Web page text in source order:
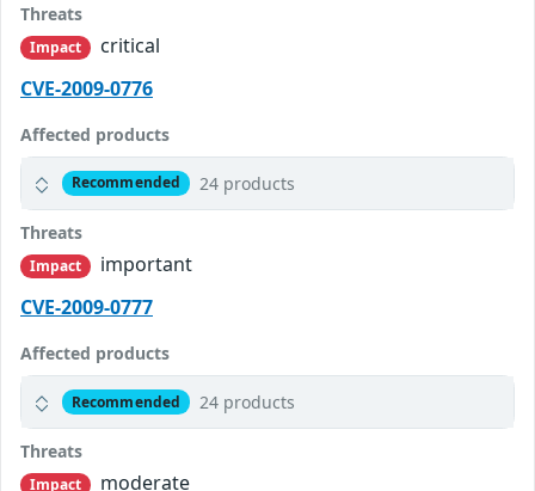
Threats
Impact
critical
CVE-2009-0776
Affected products
Recommended 24 products
Threats
Impact
important
CVE-2009-0777
Affected products
Recommended 24 products
Threats
Impact
moderate